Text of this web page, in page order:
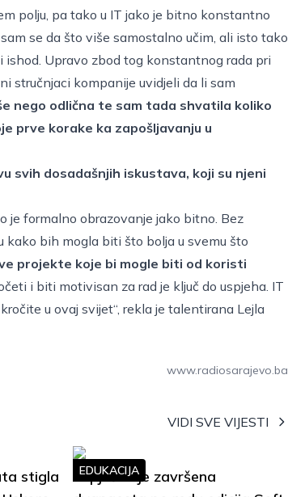
polju, pa tako u IT jako je bitno konstantno
se da što više samostalno učim, ali isto tako
Upravo zbod tog konstantnog rada pri
stručnjaci kompanije uvidjeli da li sam
nego odlična te sam tada shvatila koliko
prve korake ka zapošljavanju u
svih dosadašnjih iskustava, koji su njeni
je formalno obrazovanje jako bitno. Bez
kako bih mogla biti što bolja u svemu što
projekte koje bi mogle biti od koristi
i biti motivisan za rad je ključ do uspjeha. IT
u ovaj svijet“, rekla je talentirana Lejla
www.radiosarajevo.ba
VIDI SVE VIJESTI
stigla
Uspješno je završena
EDUKACIJA